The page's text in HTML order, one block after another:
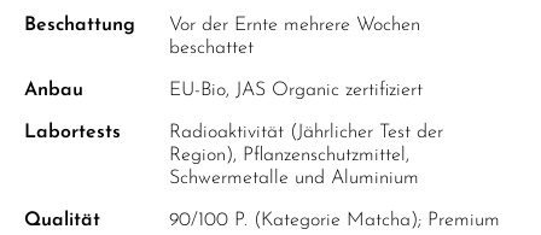
Beschattung
Vor der Ernte mehrere Wochen
beschattet
Anbau EU-Bio, JAS Organic zertifiziert
Labortests
Radioaktivität (Jährlicher Test der
Region), Pflanzenschutzmittel,
Schwermetalle und Aluminium
Qualität 90/100 P. (Kategorie Matcha); Premium